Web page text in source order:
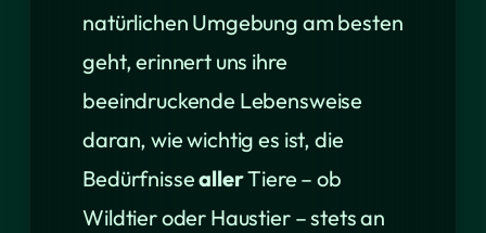
natürlichen Umgebung am besten
geht, erinnert uns ihre
beeindruckende Lebensweise
daran, wie wichtig es ist, die
BedürfnisseallerTiere – ob
Wildtier oder Haustier – stets an